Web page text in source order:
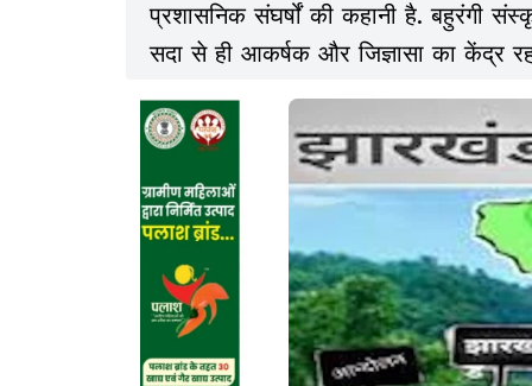
प्रशासनिक संघर्षों की कहानी है. बहुरंगी
सदा से ही आकर्षक और जिज्ञासा का केंद्र
इतिहास एक अलग आदिवासी राज्य के लिए
1912 से शुरू होकर 15 नवंबर 2000 को
शासन, भूमि, आत्म स्वभाव और आदिवासी
आदिवासी महासभा 1938 और 1986 जैसे